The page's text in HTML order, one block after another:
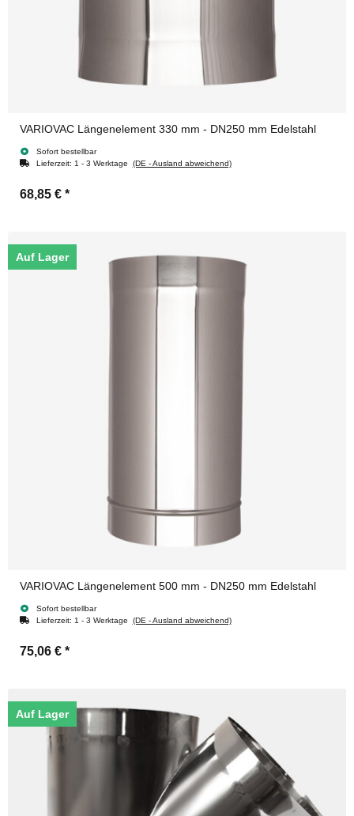
VARIOVAC Längenelement 330 mm - DN250 mm Edelstahl
Sofort bestellbar
Lieferzeit: 1 - 3 Werktage (DE - Ausland abweichend)
68,85 € *
Auf Lager
VARIOVAC Längenelement 500 mm - DN250 mm Edelstahl
Sofort bestellbar
Lieferzeit: 1 - 3 Werktage (DE - Ausland abweichend)
75,06 € *
Auf Lager